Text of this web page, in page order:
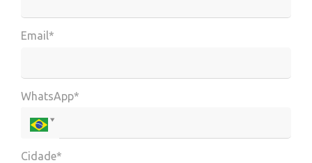
Email*
WhatsApp*
Cidade*